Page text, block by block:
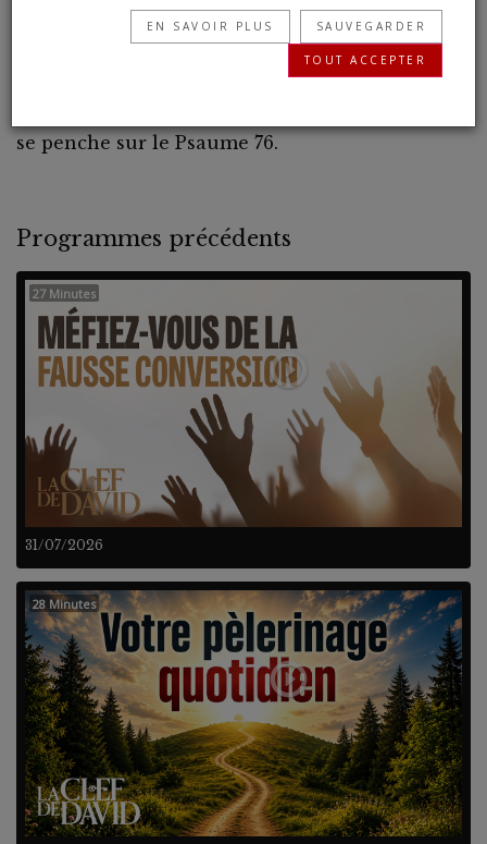
Récemment, Gerald Flurry, l’animateur de La
clef de David, s’est adressé aux membres de
l’Église de Philadelphie de Dieu pendant la Fête
se penche sur le Psaume 76.
Programmes précédents
31/07/2026
27 Minutes
28 Minutes
EN SAVOIR PLUS SAUVEGARDER
TOUT ACCEPTER